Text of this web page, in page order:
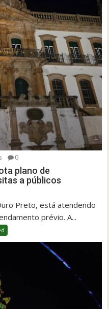
0
plano de
a públicos
Preto, está atendendo
prévio. A...